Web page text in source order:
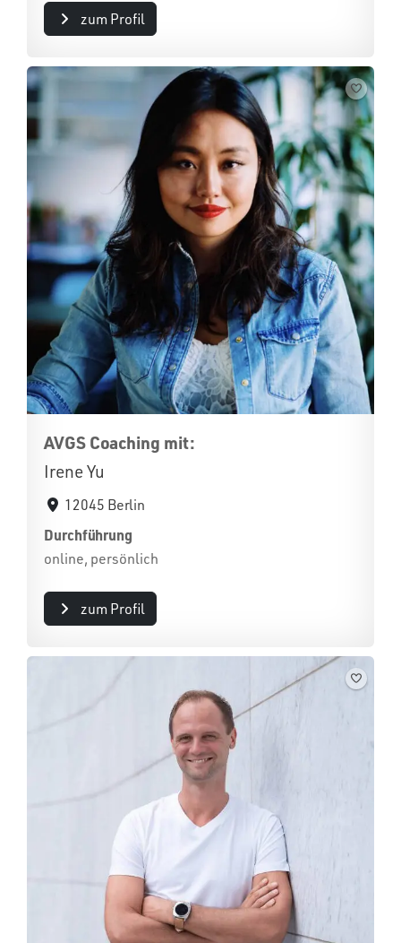
zum Profil
AVGS Coaching mit:
Irene Yu
12045 Berlin
Durchführung
online, persönlich
zum Profil